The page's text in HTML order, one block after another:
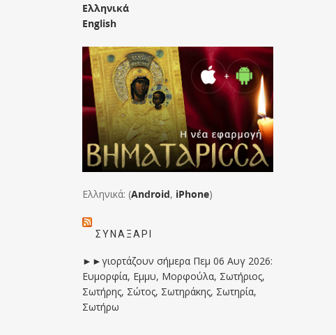
Ελληνικά
English
Ελληνικά: (Android, iPhone)
ΣΥΝΑΞΆΡΙ
►►γιορτάζουν σήμερα Πεμ 06 Αυγ 2026:
Ευμορφία, Εμμυ, Μορφούλα, Σωτήριος,
Σωτήρης, Σώτος, Σωτηράκης, Σωτηρία,
Σωτήρω